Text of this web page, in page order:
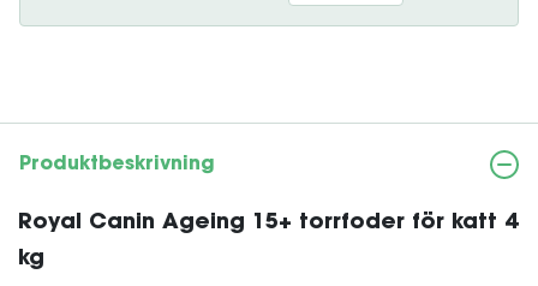
Produktbeskrivning
Royal Canin Ageing 15+ torrfoder för katt 4
kg